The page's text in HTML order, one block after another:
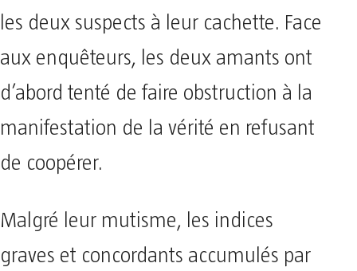
les deux suspects à leur cachette. Face
aux enquêteurs, les deux amants ont
d’abord tenté de faire obstruction à la
manifestation de la vérité en refusant
de coopérer.
​Malgré leur mutisme, les indices
graves et concordants accumulés par